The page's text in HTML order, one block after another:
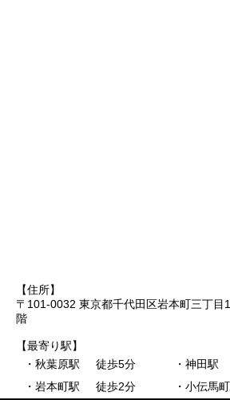
【住所】
〒101-0032 東京都千代田区岩本町三丁
階
【最寄り駅】
・秋葉原駅
徒歩5分 ・神田駅
・岩本町駅
徒歩2分 ・小伝馬